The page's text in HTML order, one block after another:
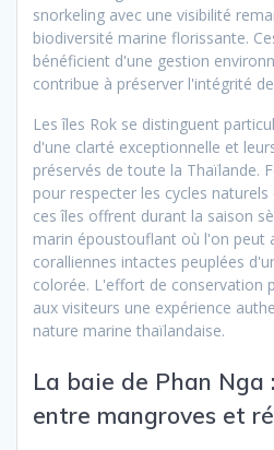
snorkeling avec une visibilité
biodiversité marine florissante.
bénéficient d'une gestion
contribue à préserver l'intégrité
Les îles Rok se distinguent
d'une clarté exceptionnelle et
préservés de toute la Thaïlande.
pour respecter les cycles
ces îles offrent durant la saison
marin époustouflant où l'on peut
coralliennes intactes peuplées
colorée. L'effort de conservation
aux visiteurs une expérience
nature marine thaïlandaise.
La baie de Phan Nga
entre mangroves et